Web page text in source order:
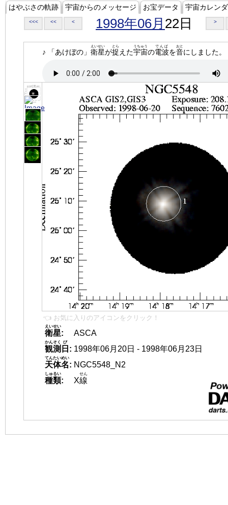
はやぶさの軌跡 宇宙からのメッセージ お宝データ 宇宙カレン
<<< << < 1998年06月 22日 >
♪ 「あけぼの」 衛星
えいせい
が捉
とら
えた宇宙
うちゅう
の電波
でんぱ
を音
おと
にしました。
👈 お気に入りのアイコンをクリック！
衛星
えいせい
:
ASCA
観測
かんそく
日
び
: 1998年06月20日 - 1998年06月23日
天体名
てんたいめい
: NGC5548_N2
種類
しゅるい
: X線
せん